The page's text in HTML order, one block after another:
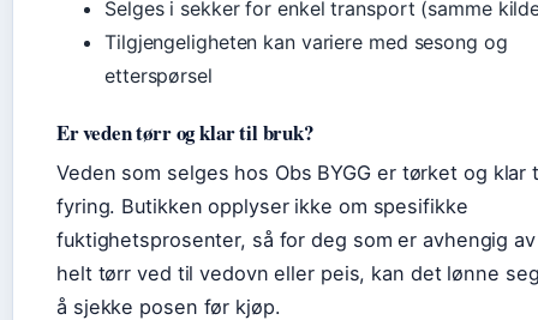
Selges i sekker for enkel transport (samme
Tilgjengeligheten kan variere med sesong og
etterspørsel
Er veden tørr og klar til bruk?
Veden som selges hos Obs BYGG er tørket og klar
fyring. Butikken opplyser ikke om spesifikke
fuktighetsprosenter, så for deg som er avhengig av
helt tørr ved til vedovn eller peis, kan det lønne
å sjekke posen før kjøp.